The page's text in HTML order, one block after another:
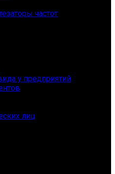
частот
у предприятий
лиц